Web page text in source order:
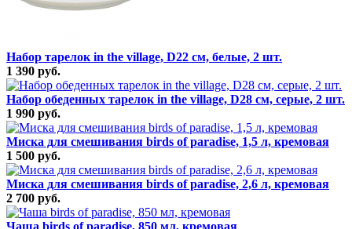
Набор тарелок in the village, D22 см, белые, 2 шт.
1 390 руб.
Набор обеденных тарелок in the village, D28 см, серые, 2 шт.
1 990 руб.
Миска для смешивания birds of paradise, 1,5 л, кремовая
1 500 руб.
Миска для смешивания birds of paradise, 2,6 л, кремовая
2 700 руб.
Чаша birds of paradise, 850 мл, кремовая